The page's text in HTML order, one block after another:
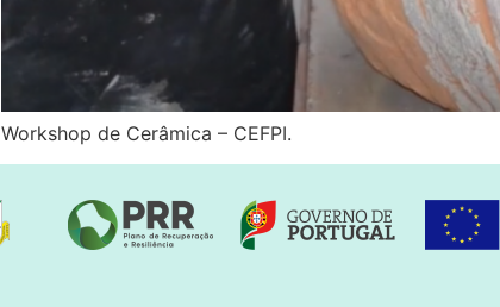
Workshop de Cerâmica – CEFPI.